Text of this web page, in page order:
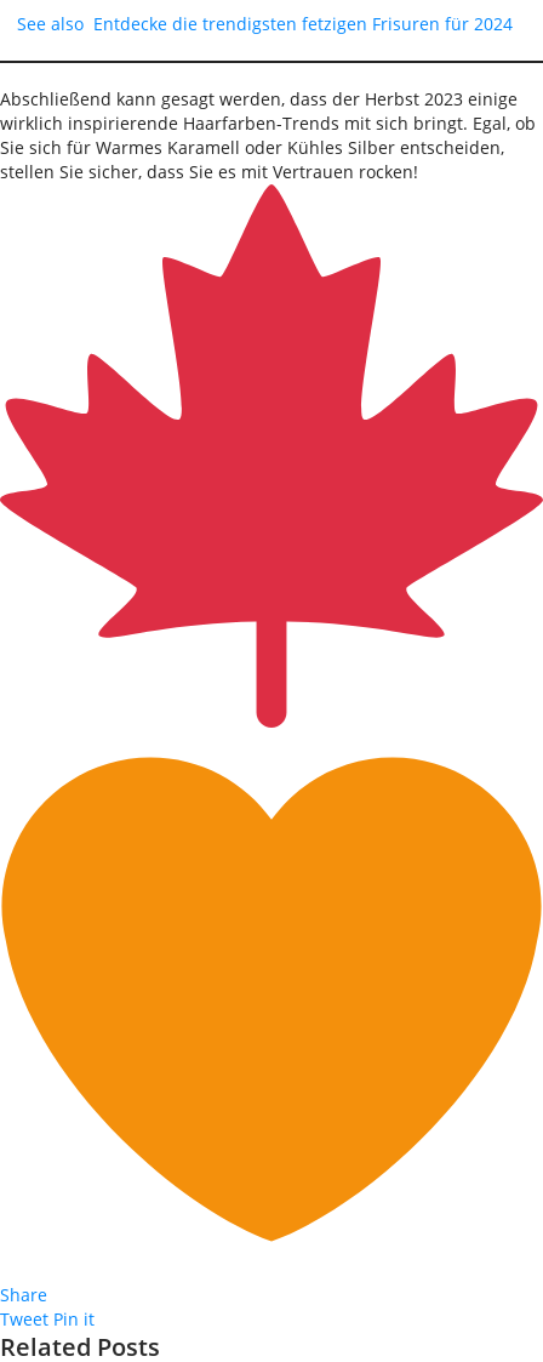
See also Entdecke die trendigsten fetzigen Frisuren für 2024
Abschließend kann gesagt werden, dass der Herbst 2023 einige
wirklich inspirierende Haarfarben-Trends mit sich bringt. Egal, ob
Sie sich für Warmes Karamell oder Kühles Silber entscheiden,
stellen Sie sicher, dass Sie es mit Vertrauen rocken!
Share
Tweet Pin it
Related Posts